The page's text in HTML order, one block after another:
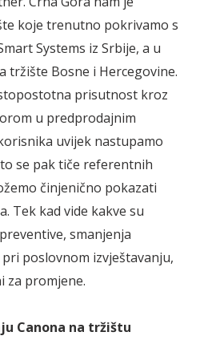
koje trenutno pokrivamo s
Systems iz Srbije, a u
tržište Bosne i Hercegovine.
prisutnost kroz
u predprodajnim
uvijek nastupamo
se pak tiče referentnih
činjenično pokazati
Tek kad vide kakve su
smanjenja
poslovnom izvještavanju,
za promjene.
Canona na tržištu